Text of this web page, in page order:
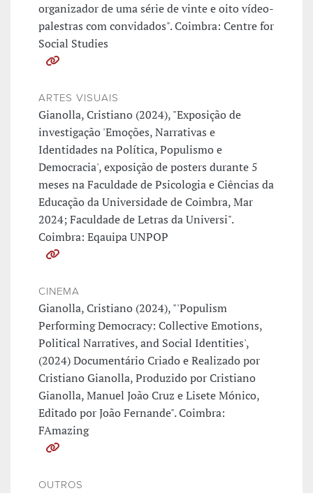
organizador de uma série de vinte e oito vídeo-
palestras com convidados". Coimbra: Centre for
Social Studies
ARTES VISUAIS
Gianolla, Cristiano (2024), "Exposição de
investigação 'Emoções, Narrativas e
Identidades na Política, Populismo e
Democracia', exposição de posters durante 5
meses na Faculdade de Psicologia e Ciências da
Educação da Universidade de Coimbra, Mar
2024; Faculdade de Letras da Universi".
Coimbra: Eqauipa UNPOP
CINEMA
Gianolla, Cristiano (2024), "'Populism
Performing Democracy: Collective Emotions,
Political Narratives, and Social Identities',
(2024) Documentário Criado e Realizado por
Cristiano Gianolla, Produzido por Cristiano
Gianolla, Manuel João Cruz e Lisete Mónico,
Editado por João Fernande". Coimbra:
FAmazing
OUTROS